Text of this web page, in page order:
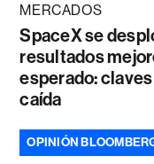
MERCADOS
SpaceX se
resultados
esperado:
caída
OPINIÓN